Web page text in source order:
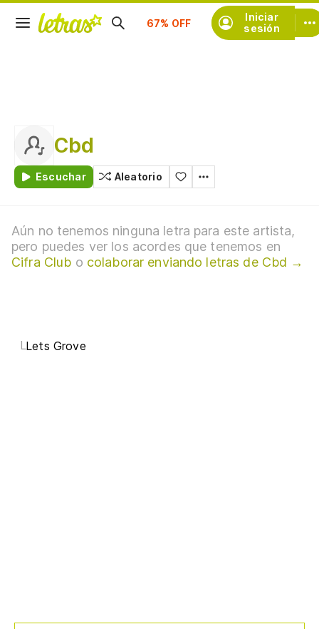
Iniciar
sesión
Suscríbete
Cbd
Escuchar Aleatorio
Aún no tenemos ninguna letra para este artista,
pero puedes ver los acordes que tenemos en
Cifra Club o colaborar enviando letras de Cbd →
LLets Grove